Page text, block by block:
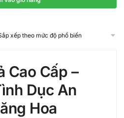
Cao Cấp –
Dục An
Hoa